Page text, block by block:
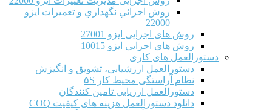
روش اجرائي نگهداري و تعميرات ایزو
22000
روش های اجرایی ایزو 27001
روش های اجرایی ایزو 10015
دستورالعمل های کاری
دستورالعمل ارزشیابی، تشویق و انگیزش
نظام آراستگی محیط کار ۵S
دستورالعمل ارزیابی تامین کنندگان
دانلود دستورالعمل هزینه های کیفیت COQ